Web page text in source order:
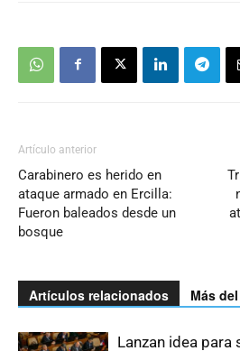
Artículo anterior
Carabinero es herido en
ataque armado en Ercilla:
Fueron baleados desde un
bosque
Artículos relacionados Más
Lanzan idea para